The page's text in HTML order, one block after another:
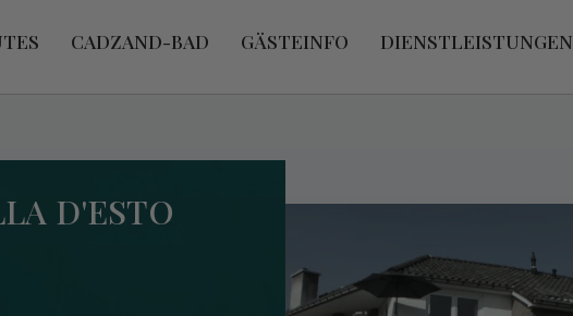
CADZAND-BAD GÄSTEINFO
DIENSTLEISTUNGEN
D'ESTO